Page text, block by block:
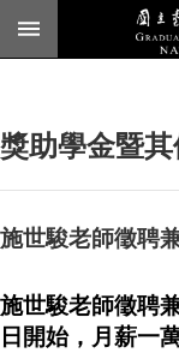
跳到主要內容區塊
臺
頁
公
告
獎助學金暨
施世駿老師徵聘
施世駿老師徵聘
日開始，月薪一